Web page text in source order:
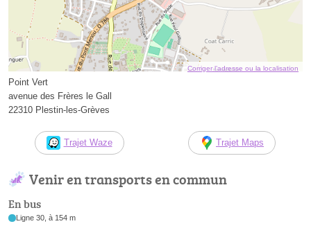
Corriger l’adresse ou la localisation
Point Vert
avenue des Frères le Gall
22310 Plestin-les-Grèves
Trajet Waze Trajet Maps
Venir en transports en commun
En bus
Ligne 30, à 154 m